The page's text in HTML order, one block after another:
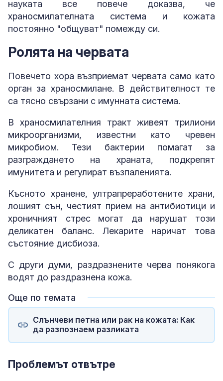
науката все повече доказва, че
храносмилателната система и кожата
постоянно "общуват" помежду си.
Ролята на червата
Повечето хора възприемат червата само като
орган за храносмилане. В действителност те
са тясно свързани с имунната система.
В храносмилателния тракт живеят трилиони
микроорганизми, известни като чревен
микробиом. Тези бактерии помагат за
разграждането на храната, подкрепят
имунитета и регулират възпаленията.
Късното хранене, ултрапреработените храни,
лошият сън, честият прием на антибиотици и
хроничният стрес могат да нарушат този
деликатен баланс. Лекарите наричат това
състояние дисбиоза.
С други думи, раздразнените черва понякога
водят до раздразнена кожа.
Още по темата
Слънчеви петна или рак на кожата: Как
да разпознаем разликата
Проблемът отвътре